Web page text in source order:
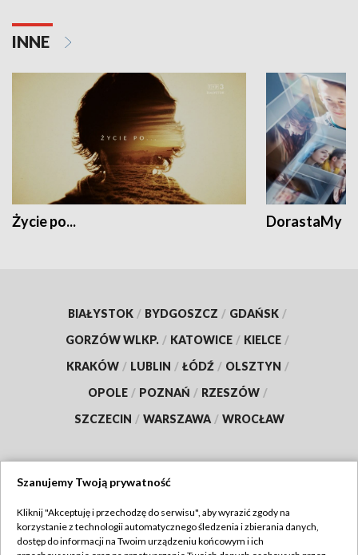
INNE
Życie po... DorastaMy
BIAŁYSTOK / BYDGOSZCZ / GDAŃSK /
GORZÓW WLKP. / KATOWICE / KIELCE /
KRAKÓW / LUBLIN / ŁÓDŹ / OLSZTYN /
OPOLE / POZNAŃ / RZESZÓW /
SZCZECIN / WARSZAWA / WROCŁAW
TVP
Szanujemy Twoją prywatność
Kliknij "Akceptuję i przechodzę do serwisu", aby wyrazić zgody na
korzystanie z technologii automatycznego śledzenia i zbierania danych,
dostęp do informacji na Twoim urządzeniu końcowym i ich